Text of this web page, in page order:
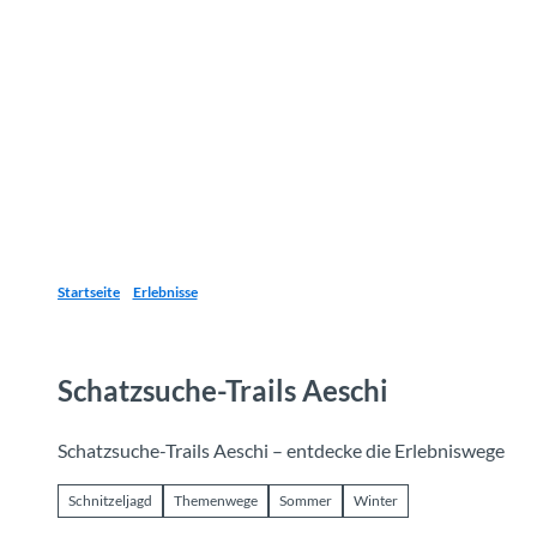
Startseite Erlebnisse
Schatzsuche-Trails Aeschi
Schatzsuche-Trails Aeschi – entdecke die Erlebniswege
Schnitzeljagd Themenwege Sommer Winter